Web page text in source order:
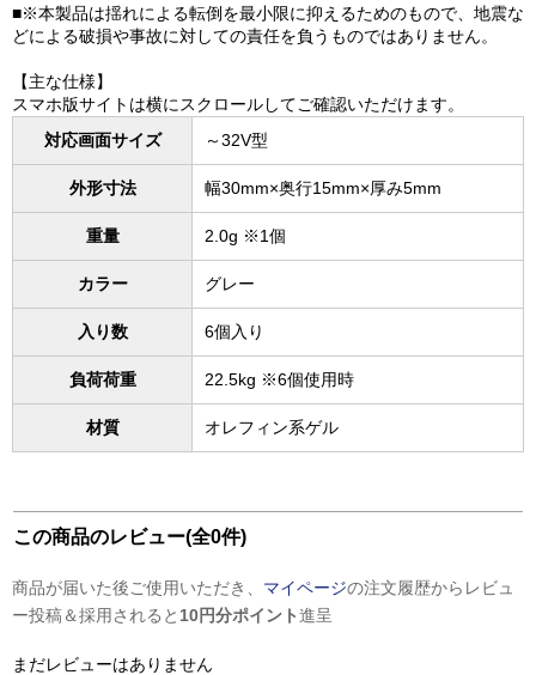
■※本製品は揺れによる転倒を最小限に抑えるためのもので、地震な
どによる破損や事故に対しての責任を負うものではありません。
【主な仕様】
スマホ版サイトは横にスクロールしてご確認いただけます。
対応画面サイズ
～32V型
外形寸法 幅30mm×奥行15mm×厚み5mm
重量 2.0g ※1個
カラー グレー
入り数 6個入り
負荷荷重 22.5kg ※6個使用時
材質 オレフィン系ゲル
この商品のレビュー(全0件)
商品が届いた後ご使用いただき、 マイページの注文履歴からレビュ
ー投稿＆採用されると 10円分ポイント進呈
まだレビューはありません